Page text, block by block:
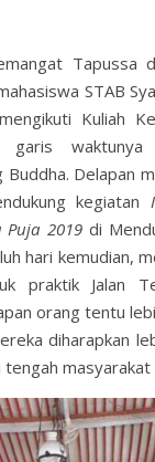
Tapussa
STAB
Kuliah
garis waktunya
Delapan
kegiatan
Puja 2019di
hari kemudian,
praktik Jalan
orang tentu
diharapkan